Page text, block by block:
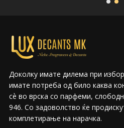
Доколку имате дилема при
имате потреба од било каква
сѐ во врска со парфеми,
946. Со задоволство ќе
комплетирање на нарачка.